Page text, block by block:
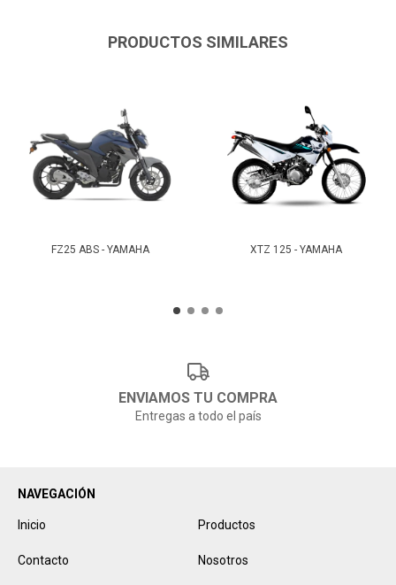
PRODUCTOS SIMILARES
FZ25 ABS - YAMAHA XTZ 125 - YAMAHA
ENVIAMOS TU COMPRA
Entregas a todo el país
NAVEGACIÓN
Inicio Productos
Contacto Nosotros